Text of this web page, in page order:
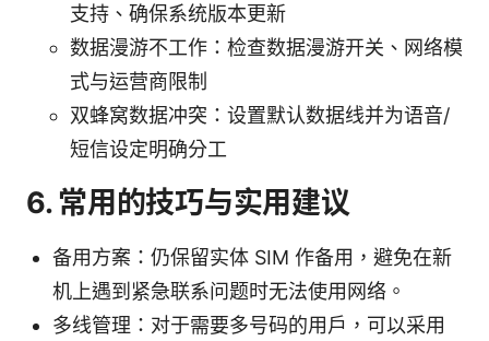
支持、确保系统版本更新
数据漫游不工作：检查数据漫游开关、网络模
式与运营商限制
双蜂窝数据冲突：设置默认数据线并为语音/
短信设定明确分工
6. 常用的技巧与实用建议
备用方案：仍保留实体 SIM 作备用，避免在新
机上遇到紧急联系问题时无法使用网络。
多线管理：对于需要多号码的用户，可以采用